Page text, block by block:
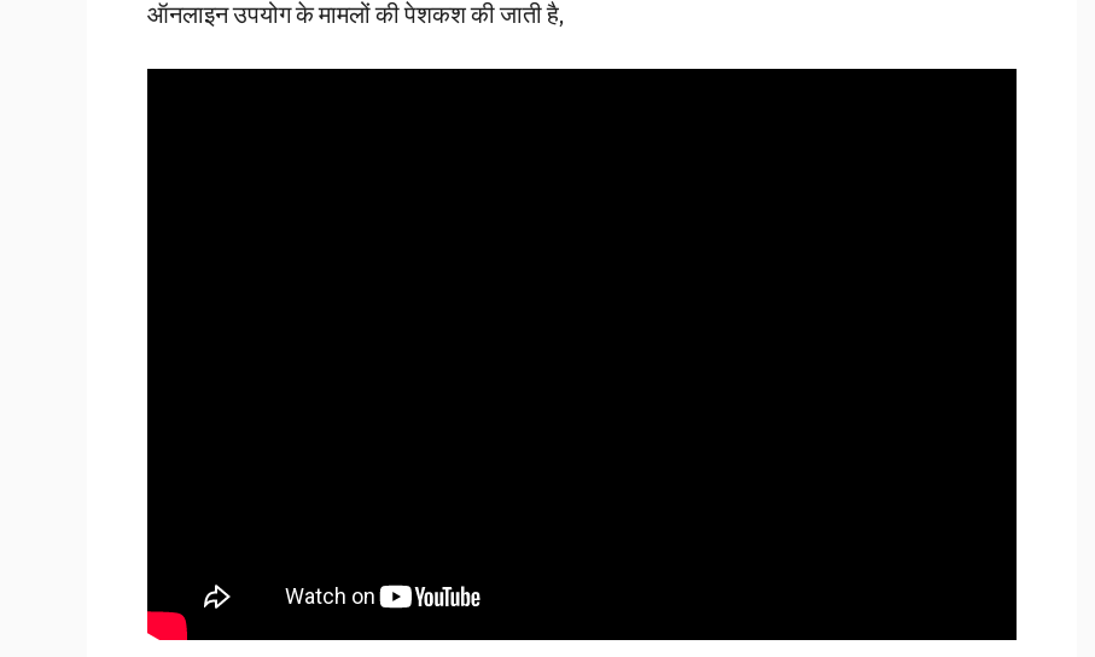
ऑनलाइन उपयोग के मामलों की पेशकश की जाती है,